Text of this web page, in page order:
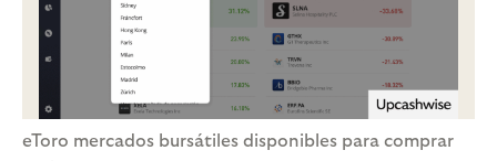
eToro mercados bursátiles disponibles para comprar